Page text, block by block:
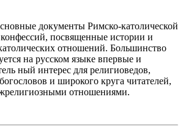
документы Римско-католической
посвященные истории и
отношений. Большинство
на русском языке впервые и
ный интерес для религиоведов,
и широкого круга читателей,
отношениями.